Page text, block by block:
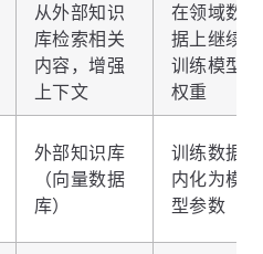
从外部知识
库检索相关
内容，增强
上下文
在领域数
据上继续
训练模型
权重
外部知识库
（向量数据
库）
训练数据
内化为模
型参数